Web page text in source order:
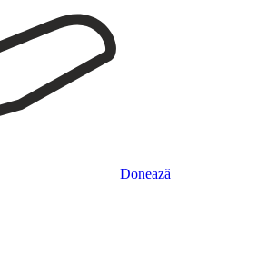
Donează